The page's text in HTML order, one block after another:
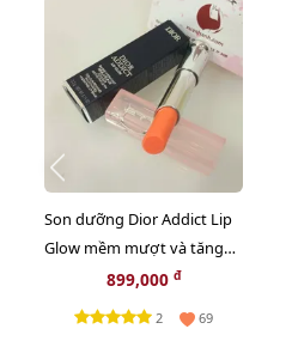
Son dưỡng Dior Addict Lip
Glow mềm mượt và tăng
sắc môi, #004 Coral - cam tự
nhiên (New)
899,000 đ
2 69